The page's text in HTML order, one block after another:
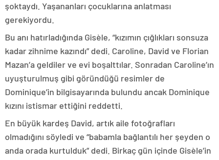
şoktaydı. Yaşananları çocuklarına anlatması
gerekiyordu.
Bu anı hatırladığında Gisèle, “kızımın çığlıkları sonsuza
kadar zihnime kazındı” dedi. Caroline, David ve Florian
Mazan’a geldiler ve evi boşalttılar. Sonradan Caroline’ın
uyuşturulmuş gibi göründüğü resimler de
Dominique’in bilgisayarında bulundu ancak Dominique
kızını istismar ettiğini reddetti.
En büyük kardeş David, artık aile fotoğrafları
olmadığını söyledi ve “babamla bağlantılı her şeyden o
anda orada kurtulduk” dedi. Birkaç gün içinde Gisèle’in